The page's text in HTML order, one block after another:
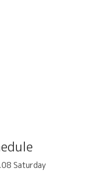
Saturday